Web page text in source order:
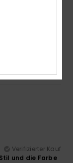
Verifizierter Kauf
und die Farbe